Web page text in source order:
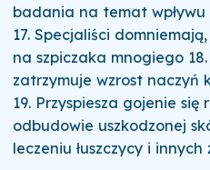
badania na temat
17. Specjaliści
na szpiczaka mnogiego
zatrzymuje wzrost naczyń
19. Przyspiesza gojenie
odbudowie uszkodzonej
leczeniu łuszczycy i